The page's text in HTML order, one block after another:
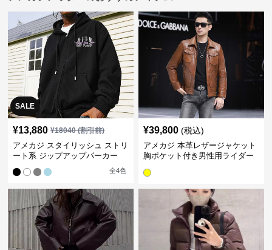
SALE
¥13,880 ¥18040(割引前)
アメカジ スタイリッシュ ストリ
ート系 ジップアップパーカー
全4色
¥39,800 (税込)
アメカジ 本革レザージャケット
胸ポケット付き男性用ライダー